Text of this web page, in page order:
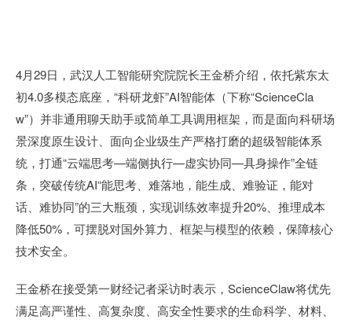
4月29日，武汉人工智能研究院院长王金桥介绍，依托紫东太
初4.0多模态底座，“科研龙虾”AI智能体（下称“ScienceCla
w”）并非通用聊天助手或简单工具调用框架，而是面向科研场
景深度原生设计、面向企业级生产严格打磨的超级智能体系
统，打通“云端思考—端侧执行—虚实协同—具身操作”全链
条，突破传统AI“能思考、难落地，能生成、难验证，能对
话、难协同”的三大瓶颈，实现训练效率提升20%、推理成本
降低50%，可摆脱对国外算力、框架与模型的依赖，保障核心
技术安全。
王金桥在接受第一财经记者采访时表示，ScienceClaw将优先
满足高严谨性、高复杂度、高安全性要求的生命科学、材料、